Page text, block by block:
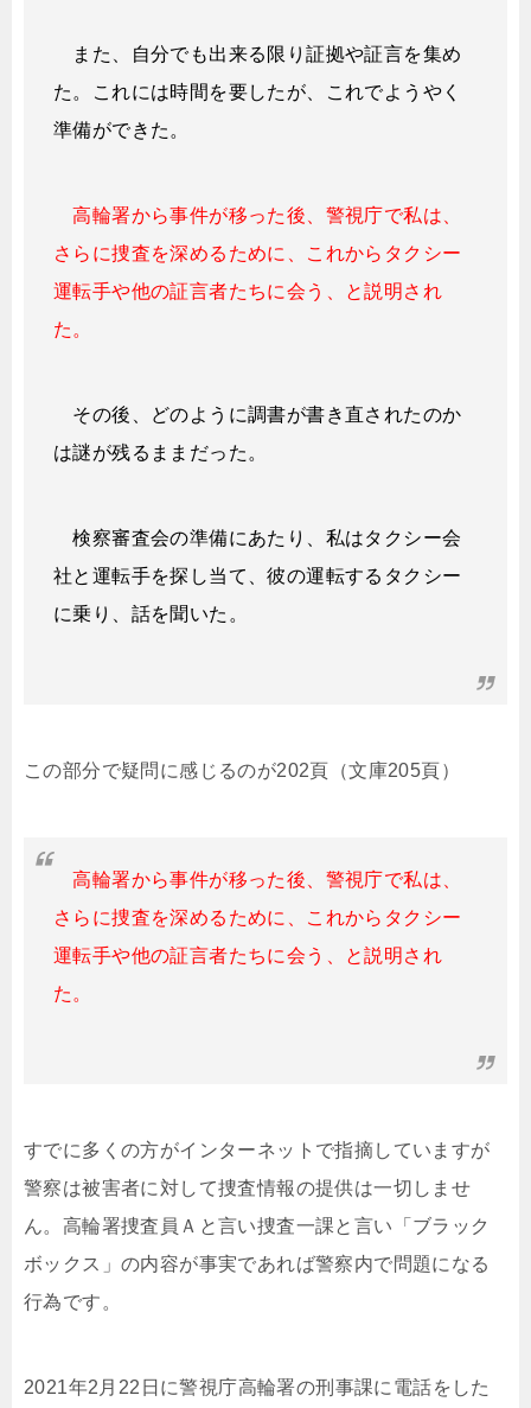
また、自分でも出来る限り証拠や証言を集め
た。これには時間を要したが、これでようやく
準備ができた。
高輪署から事件が移った後、警視庁で私は、
さらに捜査を深めるために、これからタクシー
運転手や他の証言者たちに会う、と説明され
た。
その後、どのように調書が書き直されたのか
は謎が残るままだった。
検察審査会の準備にあたり、私はタクシー会
社と運転手を探し当て、彼の運転するタクシー
に乗り、話を聞いた。
この部分で疑問に感じるのが202頁（文庫205頁）
高輪署から事件が移った後、警視庁で私は、
さらに捜査を深めるために、これからタクシー
運転手や他の証言者たちに会う、と説明され
た。
すでに多くの方がインターネットで指摘していますが
警察は被害者に対して捜査情報の提供は一切しませ
ん。高輪署捜査員Ａと言い捜査一課と言い「ブラック
ボックス」の内容が事実であれば警察内で問題になる
行為です。
2021年2月22日に警視庁高輪署の刑事課に電話をした